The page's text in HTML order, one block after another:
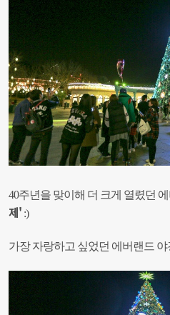
40주년을 맞이해 더 크게 열렸던
제' :)
가장 자랑하고 싶었던 에버랜드